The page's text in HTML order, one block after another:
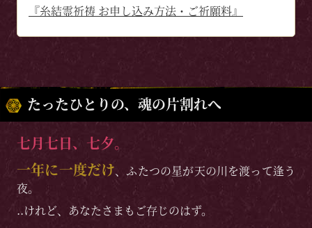
『糸結霊祈祷 お申し込み方法・ご祈願料』
たったひとりの、魂の片割れへ
七月七日、七夕。
一年に一度だけ、ふたつの星が天の川を渡って逢う
夜。
..けれど、あなたさまもご存じのはず。